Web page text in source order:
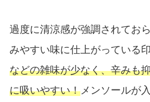
過度に清涼感が強調されてお
みやすい味に仕上がっている印
などの雑味が少なく、辛みも
に吸いやすい！メンソールが